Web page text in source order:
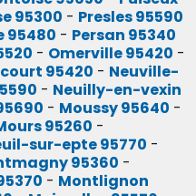
95300 - Presles 95590
95480 - Persan 95340
- Omerville 95420 -
95420 - Neuville-
- Neuilly-en-vexin
- Moussy 95640 -
95260 -
sur-epte 95770 -
95360 -
- Montlignon